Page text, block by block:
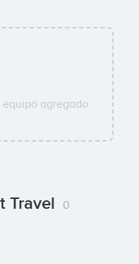
equipo agregado
Travel 0